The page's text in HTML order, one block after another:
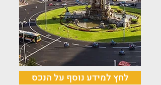
לחץ למידע נוסף על הנכס